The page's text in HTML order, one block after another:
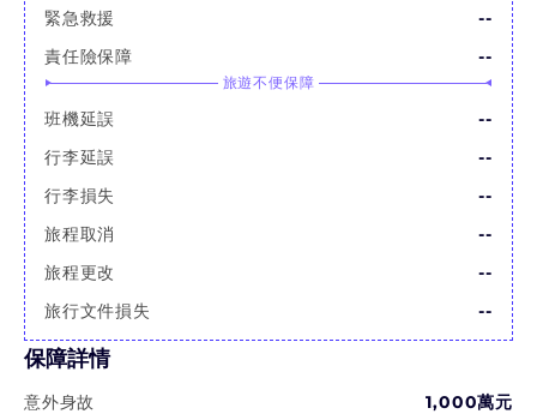
緊急救援
--
責任險保障
--
旅遊不便保障
班機延誤
--
行李延誤
--
行李損失
--
旅程取消
--
旅程更改
--
旅行文件損失
--
保障詳情
意外身故 1,000萬元